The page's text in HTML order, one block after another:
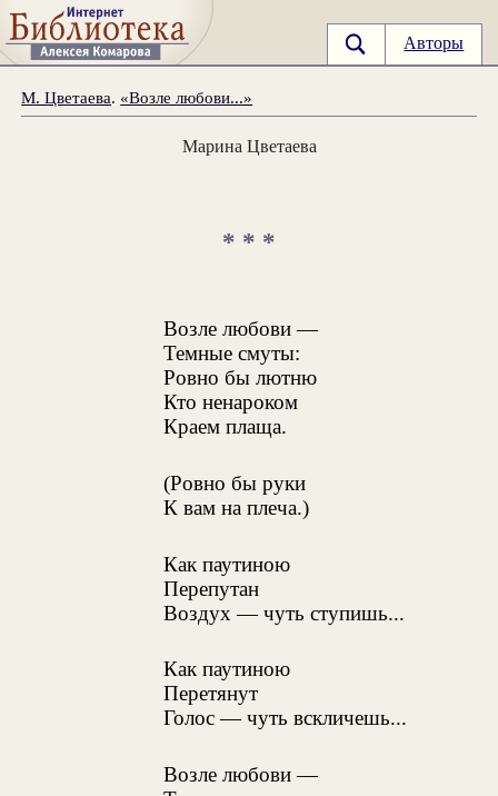
Авторы
М. Цветаева. «Возле любови...»
Марина Цветаева
* * *
Возле любови —
Темные смуты:
Ровно бы лютню
Кто ненароком
Краем плаща.
(Ровно бы руки
К вам на плеча.)
Как паутиною
Перепутан
Воздух — чуть ступишь...
Как паутиною
Перетянут
Голос — чуть вскличешь...
Возле любови —